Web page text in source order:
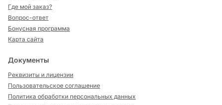
Где мой заказ?
Вопрос-ответ
Бонусная программа
Карта сайта
Документы
Реквизиты и лицензии
Пользовательское соглашение
Политика обработки персональных данных